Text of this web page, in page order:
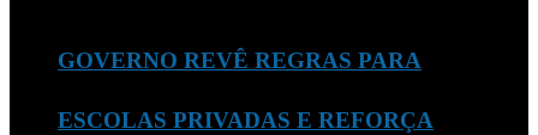
GOVERNO REVÊ REGRAS PARA
ESCOLAS PRIVADAS E REFORÇA